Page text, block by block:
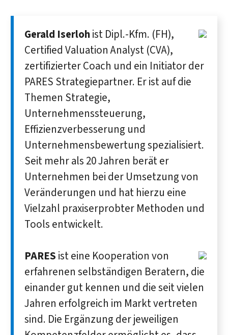
Gerald Iserlohist Dipl.-Kfm. (FH),
Certified Valuation Analyst (CVA),
zertifizierter Coach und ein Initiator der
PARES Strategiepartner. Er ist auf die
Themen Strategie,
Unternehmenssteuerung,
Effizienzverbesserung und
Unternehmensbewertung spezialisiert.
Seit mehr als 20 Jahren berät er
Unternehmen bei der Umsetzung von
Veränderungen und hat hierzu eine
Vielzahl praxiserprobter Methoden und
Tools entwickelt.
PARES ist eine Kooperation von
erfahrenen selbständigen Beratern, die
einander gut kennen und die seit vielen
Jahren erfolgreich im Markt vertreten
sind. Die Ergänzung der jeweiligen